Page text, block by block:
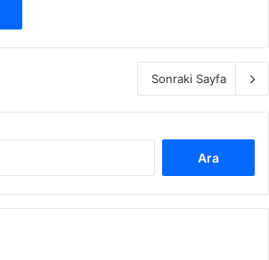
Sonraki Sayfa